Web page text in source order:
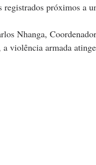
registrados próximos a
Nhanga,
a violência armada